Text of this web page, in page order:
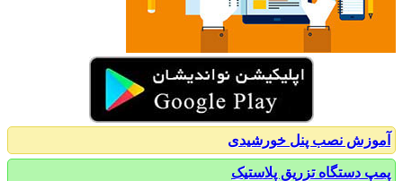
نصب پنل خورشیدی
دستگاه تزریق پلاستیک